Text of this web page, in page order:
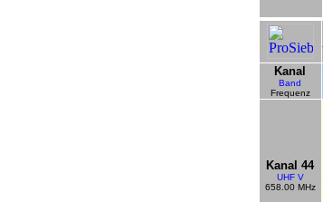
Kanal
Band
Frequenz
Kanal 44
UHF V
658.00 MHz